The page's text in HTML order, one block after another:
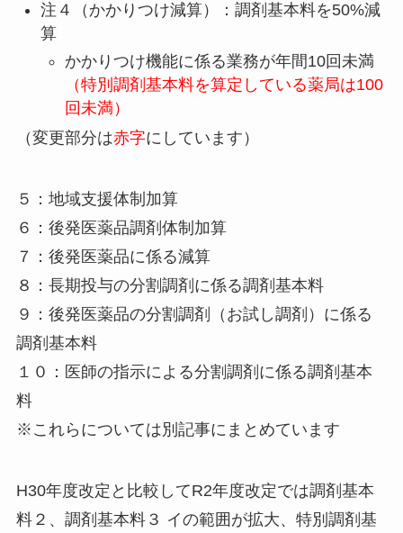
注４（かかりつけ減算）：調剤基本料を50%減
算
かかりつけ機能に係る業務が年間10回未満
（特別調剤基本料を算定している薬局は100
回未満）
（変更部分は赤字にしています）
５：地域支援体制加算
６：後発医薬品調剤体制加算
７：後発医薬品に係る減算
８：長期投与の分割調剤に係る調剤基本料
９：後発医薬品の分割調剤（お試し調剤）に係る
調剤基本料
１０：医師の指示による分割調剤に係る調剤基本
料
※これらについては別記事にまとめています
H30年度改定と比較してR2年度改定では調剤基本
料２、調剤基本料３ イの範囲が拡大、 特別調剤基